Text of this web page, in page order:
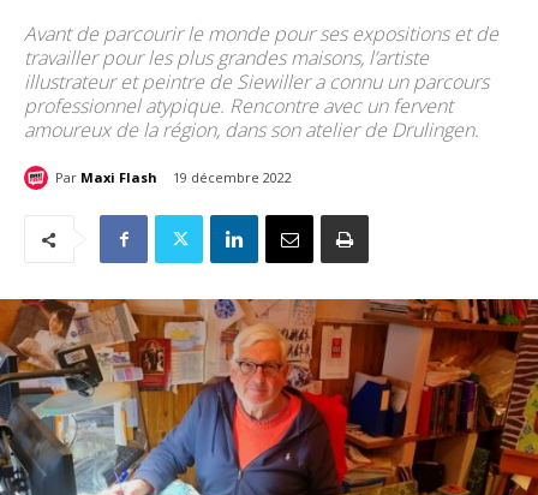
Avant de parcourir le monde pour ses expositions et de
travailler pour les plus grandes maisons, l’artiste
illustrateur et peintre de Siewiller a connu un parcours
professionnel atypique. Rencontre avec un fervent
amoureux de la région, dans son atelier de Drulingen.
Par Maxi Flash 19 décembre 2022